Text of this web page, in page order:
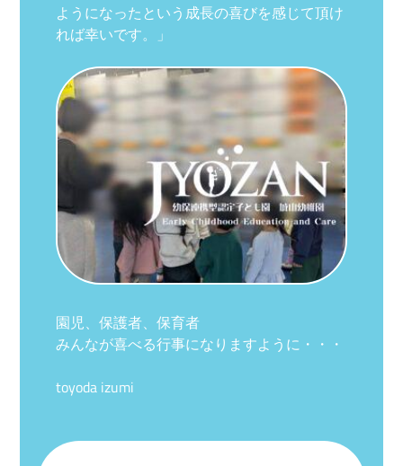
ようになったという成長の喜びを感じて頂け
れば幸いです。」
園児、保護者、保育者
みんなが喜べる行事になりますように・・・
toyoda izumi